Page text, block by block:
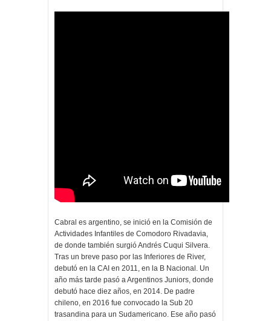
Cabral es argentino, se inició en la Comisión de
Actividades Infantiles de Comodoro Rivadavia,
de donde también surgió Andrés Cuqui Silvera.
Tras un breve paso por las Inferiores de River,
debutó en la CAI en 2011, en la B Nacional. Un
año más tarde pasó a Argentinos Juniors, donde
debutó hace diez años, en 2014. De padre
chileno, en 2016 fue convocado la Sub 20
trasandina para un Sudamericano. Ese año pasó